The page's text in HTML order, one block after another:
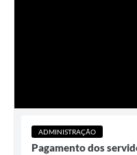
ADMINISTRAÇÃO
Pagamento dos